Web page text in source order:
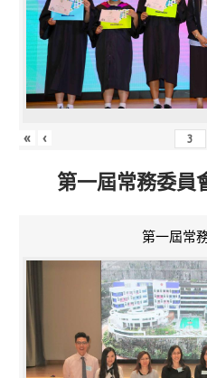
« ‹
第一屆常務委
第一屆常